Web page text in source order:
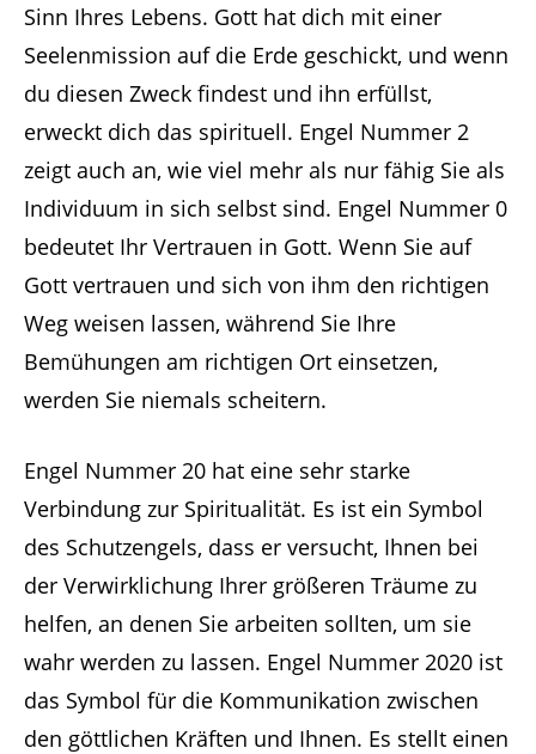
Sinn Ihres Lebens. Gott hat dich mit einer
Seelenmission auf die Erde geschickt, und wenn
du diesen Zweck findest und ihn erfüllst,
erweckt dich das spirituell. Engel Nummer 2
zeigt auch an, wie viel mehr als nur fähig Sie als
Individuum in sich selbst sind. Engel Nummer 0
bedeutet Ihr Vertrauen in Gott. Wenn Sie auf
Gott vertrauen und sich von ihm den richtigen
Weg weisen lassen, während Sie Ihre
Bemühungen am richtigen Ort einsetzen,
werden Sie niemals scheitern.
Engel Nummer 20 hat eine sehr starke
Verbindung zur Spiritualität. Es ist ein Symbol
des Schutzengels, dass er versucht, Ihnen bei
der Verwirklichung Ihrer größeren Träume zu
helfen, an denen Sie arbeiten sollten, um sie
wahr werden zu lassen. Engel Nummer 2020 ist
das Symbol für die Kommunikation zwischen
den göttlichen Kräften und Ihnen. Es stellt einen